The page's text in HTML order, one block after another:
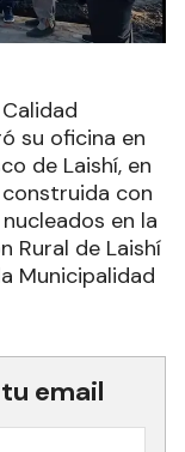
su oficina en
de Laishí, en
con
en la
Rural de Laishí
Municipalidad
email